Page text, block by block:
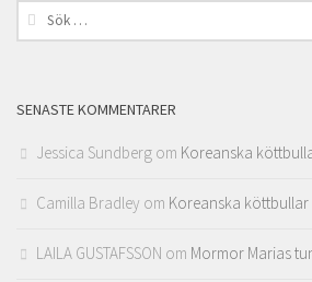
Sök
efter:
SENASTE KOMMENTARER
Jessica Sundberg om Koreanska
Camilla Bradley om Koreanska köttbullar
LAILA GUSTAFSSON om Mormor Marias